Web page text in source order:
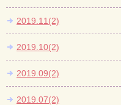
2019.11(2)
2019.10(2)
2019.09(2)
2019.07(2)